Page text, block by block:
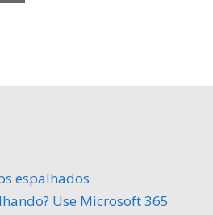
cem
espalhados
Use Microsoft 365